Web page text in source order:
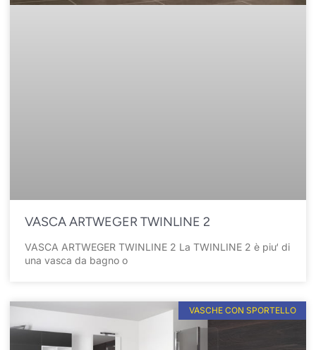
VASCA ARTWEGER TWINLINE 2
VASCA ARTWEGER TWINLINE 2 La TWINLINE 2 è piu‘ di
una vasca da bagno o
VASCHE CON SPORTELLO